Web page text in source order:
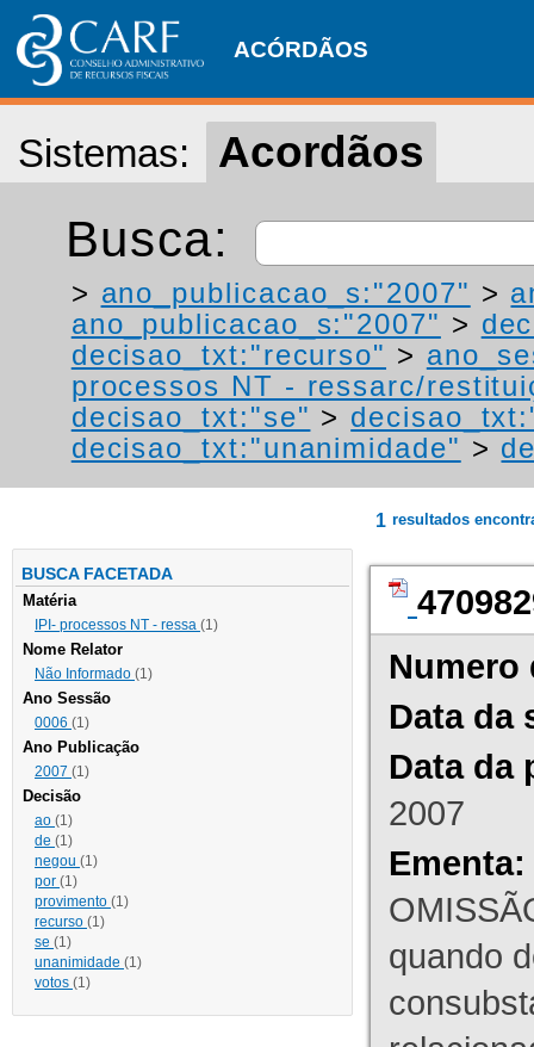
ACÓRDÃOS
Sistemas: Acordãos
Busca:
> ano_publicacao_s:"2007" >
ano_publicacao_s:"2007" >
decisao_txt:"recurso" >
processos NT - ressarc/
decisao_txt:"se" >
decisao_txt:"unanimidade" >
BUSCA FACETADA
Matéria
IPI- processos NT - ressa (1)
Nome Relator
Não Informado (1)
Ano Sessão
0006 (1)
Ano Publicação
2007 (1)
Decisão
ao (1)
de (1)
negou (1)
por (1)
provimento (1)
recurso (1)
se (1)
unanimidade (1)
votos (1)
1 resultados
Numero
Data da
Data da
2007
Ementa:
quando